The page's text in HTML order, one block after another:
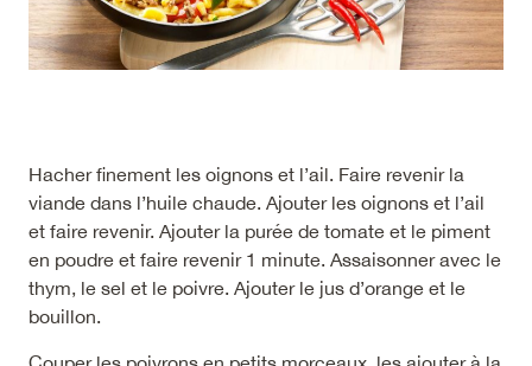
Hacher finement les oignons et l’ail. Faire revenir la
viande dans l’huile chaude. Ajouter les oignons et l’ail
et faire revenir. Ajouter la purée de tomate et le piment
en poudre et faire revenir 1 minute. Assaisonner avec le
thym, le sel et le poivre. Ajouter le jus d’orange et le
bouillon.